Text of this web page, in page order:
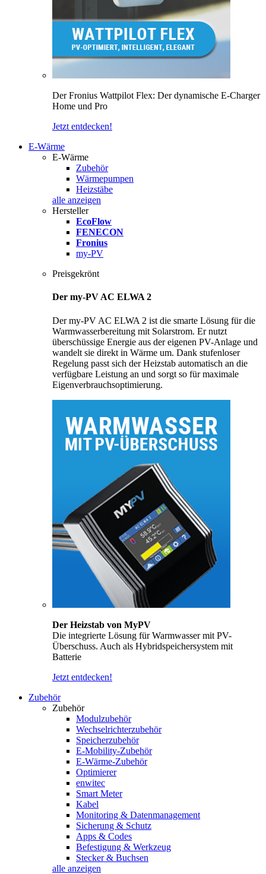
Der Fronius Wattpilot Flex: Der dynamische E-Charger
Home und Pro
Jetzt entdecken!
E-Wärme
E-Wärme
Zubehör
Wärmepumpen
Heizstäbe
alle anzeigen
Hersteller
EcoFlow
FENECON
Fronius
my-PV
Preisgekrönt
Der my-PV AC ELWA 2
Der my-PV AC ELWA 2 ist die smarte Lösung für die
Warmwasserbereitung mit Solarstrom. Er nutzt
überschüssige Energie aus der eigenen PV-Anlage und
wandelt sie direkt in Wärme um. Dank stufenloser
Regelung passt sich der Heizstab automatisch an die
verfügbare Leistung an und sorgt so für maximale
Eigenverbrauchsoptimierung.
Der Heizstab von MyPV
Die integrierte Lösung für Warmwasser mit PV-
Überschuss. Auch als Hybridspeichersystem mit
Batterie
Jetzt entdecken!
Zubehör
Zubehör
Modulzubehör
Wechselrichterzubehör
Speicherzubehör
E-Mobility-Zubehör
E-Wärme-Zubehör
Optimierer
enwitec
Smart Meter
Kabel
Monitoring & Datenmanagement
Sicherung & Schutz
Apps & Codes
Befestigung & Werkzeug
Stecker & Buchsen
alle anzeigen